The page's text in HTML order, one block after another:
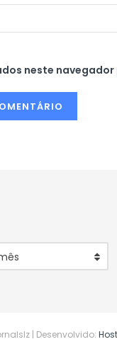
neste
| Desenvolvido: